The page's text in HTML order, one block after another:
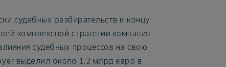
судебных разбирательств к концу
комплексной стратегии компания
судебных процессов на свою
выделил около 1,2 млрд евро в